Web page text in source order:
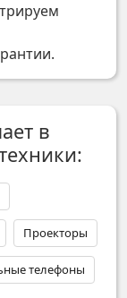
в
Проекторы
телефоны